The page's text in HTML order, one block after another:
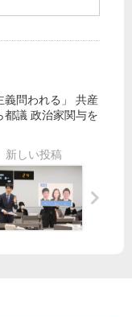
た
強
行
区
申
し
せ
区
・
前
の
街
問われる」 共産
関与を